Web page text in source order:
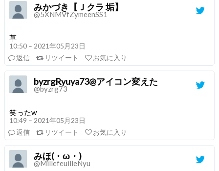
みかづき【Ｊクラ 垢】
@5XNMVfZymeenSS1
草
10:50 – 2021年05月23日
返信
リツイート お気に入り
byzrgRyuya73@アイコン変えた
@byzrg73
笑ったw
10:49 – 2021年05月23日
返信
リツイート お気に入り
みほ(・ω・)
@MillefeuilleNyu